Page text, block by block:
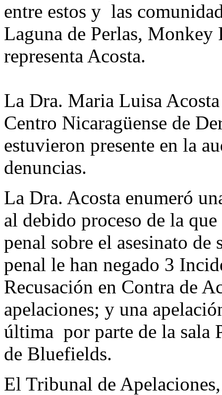
entre estos y las
Laguna de Perlas, Monkey
representa Acosta.
La Dra. Maria Luisa
Centro Nicaragüense de
estuvieron presente en la
denuncias.
La Dra. Acosta enumeró
al debido proceso de la
penal sobre el asesinato de
penal le han negado 3
Recusación en Contra de
apelaciones; y una
última por parte de la sala
de Bluefields.
El Tribunal de